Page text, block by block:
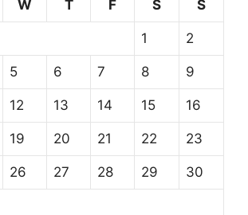
W T F S S
1 2
5 6 7 8 9
12 13 14 15 16
19 20 21 22 23
26 27 28 29 30